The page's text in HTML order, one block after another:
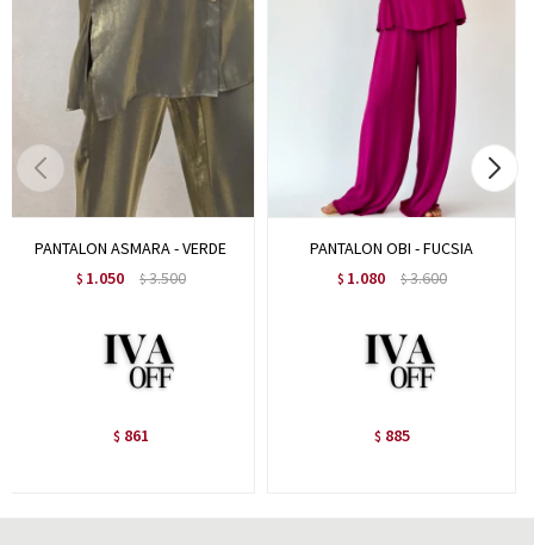
PANTALON ASMARA - VERDE
$ 1.050 $3.500
$ 861
PANTALON OBI - FUCSIA
$ 1.080 $3.600
$ 885